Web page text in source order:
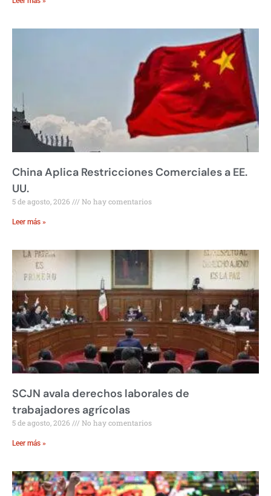
China Aplica Restricciones Comerciales a EE.
UU.
5 de agosto, 2026 No hay comentarios
Leer más »
SCJN avala derechos laborales de
trabajadores agrícolas
5 de agosto, 2026 No hay comentarios
Leer más »